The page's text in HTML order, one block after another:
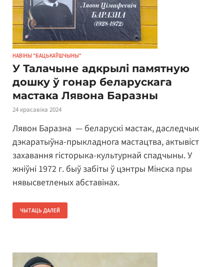
НАВІНЫ "БАЦЬКАЎШЧЫНЫ"
У Талачыне адкрылі памятную
дошку ў гонар беларускага
мастака Лявона Баразны
24 красавіка 2024
Лявон Баразна — беларускі мастак, даследчык
дэкаратыўна-прыкладнога мастацтва, актывіст
захавання гісторыка-культурнай спадчыны. У
жніўні 1972 г. быў забіты ў цэнтры Мінска пры
нявысветленых абставінах.
ЧЫТАЦЬ ДАЛЕЙ